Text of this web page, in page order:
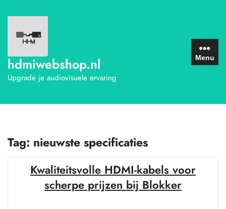
naar
inhoud
hdmiwebshop.nl
Upgrade je audiovisuele ervaring
Menu
Tag: nieuwste specificaties
Kwaliteitsvolle HDMI-kabels voor
scherpe prijzen bij Blokker